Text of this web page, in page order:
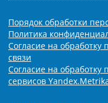
Порядок обработки
Политика
Согласие на
связи
Согласие на
сервисов